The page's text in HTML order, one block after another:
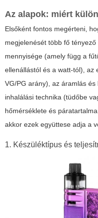
Az alapok: miért
Elsőként fontos megérteni,
megjelenését több fő
mennyisége (amely függ a
ellenállástól és a watt-tól), az
VG/PG arány), az áramlás
inhalálási technika (tüdőbe
hőmérséklete és
akkor ezek együttese adja a
1. Készüléktípus és